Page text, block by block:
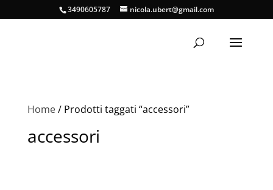
3490605787 nicola.ubert@gmail.com
Home/ Prodotti taggati “accessori”
accessori